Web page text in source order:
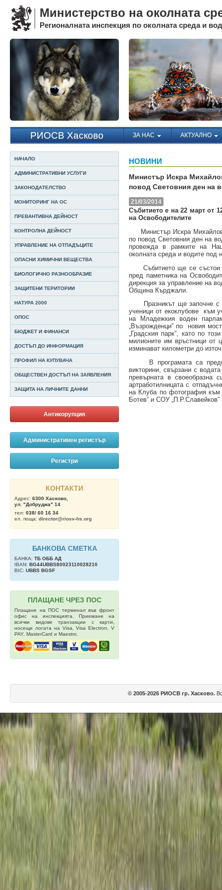
Министерство на околната
Регионалната инспекция по околната среда и
РИОСВ Хасково ЗА НАС АКТУАЛНО
НАЧАЛО
АДМИНИСТРАТИВНИ УСЛУГИ
ЗАКОНОДАТЕЛСТВО
МОНИТОРИНГ НА ОС
ПРЕВАНТИВНА ДЕЙНОСТ
КОНТРОЛНА ДЕЙНОСТ
УПРАВЛЕНИЕ НА ОТПАДЪЦИТЕ
ОПАСНИ ХИМИЧНИ ВЕЩЕСТВА
БИОЛОГИЧНО РАЗНООБРАЗИЕ
ЗАЩИТЕНИ ТЕРИТОРИИ
НАТУРА 2000
ОПОС
БЮДЖЕТ И ФИНАНСИ
ДОСТЪП ДО ИНФОРМАЦИЯ
ПРОФИЛ НА КУПУВАЧА
ОБЩЕСТВЕН ДОСТЪП НА ЗАЯВЛЕНИЯ
ЗАЩИТА НА ЛИЧНИТЕ ДАННИ
Антикорупция
Административен регистър
Регистри
КОНТАКТИ
Адрес: 6300 Хасково,
ул. "Добруджа" 14
тел: 038/ 60 16 34
ел. поща: director@riosv-hs.org
БАНКОВА СМЕТКА
БАНКА: ТБ OББ АД
IBAN: BG44UBBS80023110028210
BIC: UBBS BGSF
ПЛАЩАНЕ ЧРЕЗ ПОС
Плащане на ПОС терминал във фронт
офис на инспекцията. Приемане на
всички видове транзакции с карти,
носещи логата на Visa, Visa Electron, V
PAY, MasterCard и Maestro.
НОВИНИ
Министър Искра
повод Световния ден на
21/03/2014
Събитието е на 22 март от
на Освободителите
Министър Искра
по повод Световния ден на
провежда в рамките на
околната среда и водите
Събитието ще се състои
пред паметника на
дирекция за управление на
Община Кърджали.
Празникът ще започне с
ученици от екоклубове към
на Младежкия воден
„Възрожденци” по новия
„Градския парк”, като по
милионите им връстници от
изминават километри до
В програмата са
викторини, свързани с
превърната в своеобразна
артработилницата с
на Клуба по фотография към
Ботев” и СОУ
© 2005-2026 РИОСВ гр. Хасково.